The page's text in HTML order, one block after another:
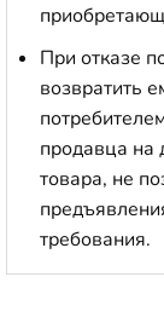
При отказе
возвратить
продавца на
товара, не
требования.